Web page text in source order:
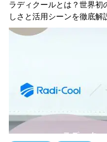
ラディクールとは？世界初
しさと活用シーンを徹底解